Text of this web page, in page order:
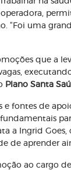
“Foi uma
que a
Plano Santa
e fontes de
a Ingrid
de aprender
ao cargo